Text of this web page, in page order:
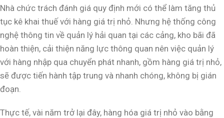
Nhà chức trách đánh giá quy định mới có thể làm tăng thủ
tục kê khai thuế với hàng giá trị nhỏ. Nhưng hệ thống công
nghệ thông tin về quản lý hải quan tại các cảng, kho bãi đã
hoàn thiện, cải thiện năng lực thông quan nên việc quản lý
với hàng nhập qua chuyển phát nhanh, gồm hàng giá trị nhỏ,
sẽ được tiến hành tập trung và nhanh chóng, không bị gián
đoạn.
Thực tế, vài năm trở lại đây, hàng hóa giá trị nhỏ vào bằng